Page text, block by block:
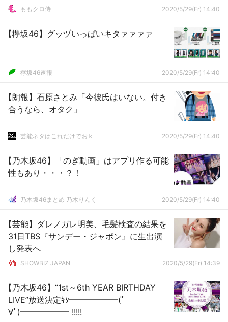
ももクロ侍 2020/5/29(Fr) 14:40
【欅坂46】グッヅいっぱいキタァァァァ
欅坂46速報 2020/5/29(Fr) 14:40
【朗報】石原さとみ「今彼氏はいない。付き
合うなら、オタク」
芸能ネタはこれだけでおｋ 2020/5/29(Fr) 14:40
【乃木坂46】「のぎ動画」はアプリ作る可能
性もあり・・・？！
乃木坂46まとめ 乃木りんく 2020/5/29(Fr) 14:40
【芸能】ダレノガレ明美、毛髪検査の結果を
31日TBS『サンデー・ジャポン』に生出演
し発表へ
SHOWBIZ JAPAN 2020/5/29(Fr) 14:39
【乃木坂46】“1st～6th YEAR BIRTHDAY
LIVE”放送決定ｷﾀ━━━━━━(ﾟ
∀ﾟ)━━━━━━ !!!!!